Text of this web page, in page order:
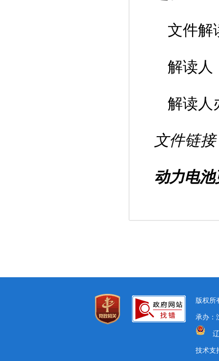
文件解
解读人
解读人
文件链
动力电
版权所
承办：
技术支